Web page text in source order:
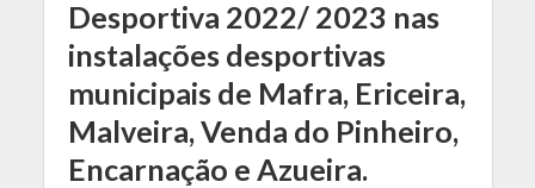
Desportiva 2022/ 2023 nas
instalações desportivas
municipais de Mafra, Ericeira,
Malveira, Venda do Pinheiro,
Encarnação e Azueira.